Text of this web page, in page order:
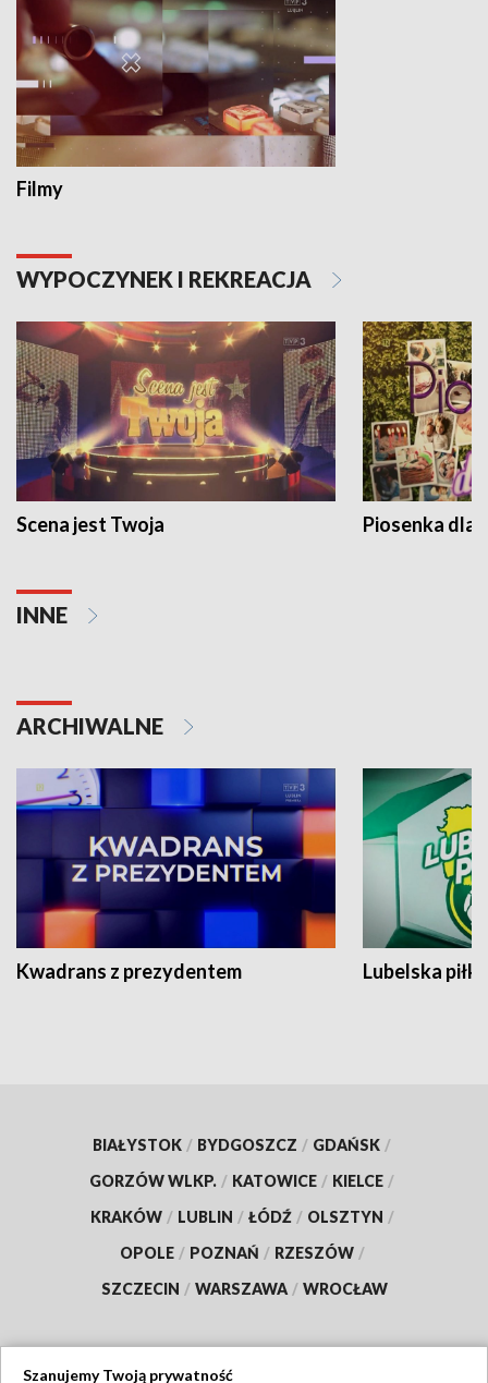
Filmy
WYPOCZYNEK I REKREACJA
Scena jest Twoja Piosenka dla
INNE
ARCHIWALNE
Kwadrans z prezydentem Lubelska piłka
BIAŁYSTOK / BYDGOSZCZ / GDAŃSK /
GORZÓW WLKP. / KATOWICE / KIELCE /
KRAKÓW / LUBLIN / ŁÓDŹ / OLSZTYN /
OPOLE / POZNAŃ / RZESZÓW /
SZCZECIN / WARSZAWA / WROCŁAW
Szanujemy Twoją prywatność